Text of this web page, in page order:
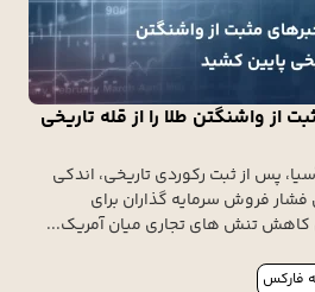
از واشنگتن طلا را از قله تاریخی
پس از ثبت رکوردی تاریخی، اندکی
فروش سرمایه گذاران برای
تنش های تجاری میان آمریک...
فارکس